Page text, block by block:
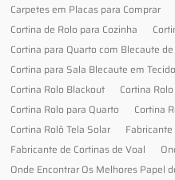
Carpetes em Placas para Comprar
Cortina de Rolo para Cozinha
Cortina para Quarto com Blecaute de
Cortina para Sala Blecaute em Tecido
Cortina Rolo Blackout
Cortina
Cortina Rolo para Quarto
Cortina
Cortina Rolô Tela Solar
Fabricante de Cortinas de Voal
Onde Encontrar Os Melhores Papel